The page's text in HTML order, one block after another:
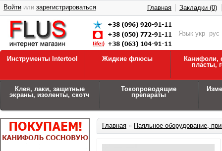
Язык укр рус
Войти или зарегистрироваться Главная Закладки (0)
Инструменты Intertool Жидкие флюсы
Канифоли,
пласты,
Клея, лаки, защитные
экраны, изоленты, скотч
Токопроводящие
препараты
Главная » Паяльное оборудование,